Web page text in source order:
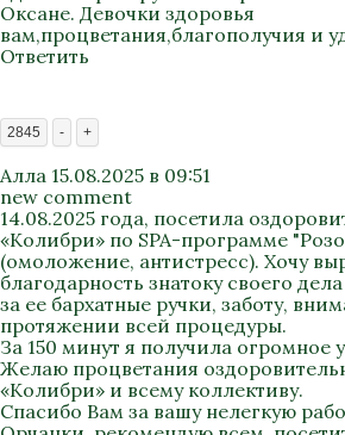
Оксане. Девочки здоровья
вам,процветания,благополучия и
Ответить
2845 - +
Алла 15.08.2025 в 09:51
new comment
14.08.2025 года, посетила
«Колибри» по SPA-программе
(омоложение, антистресс). Хочу
благодарность знатоку своего
за ее бархатные ручки, заботу,
протяжении всей процедуры.
За 150 минут я получила огромное
Желаю процветания
«Колибри» и всему коллективу.
Спасибо Вам за вашу нелегкую